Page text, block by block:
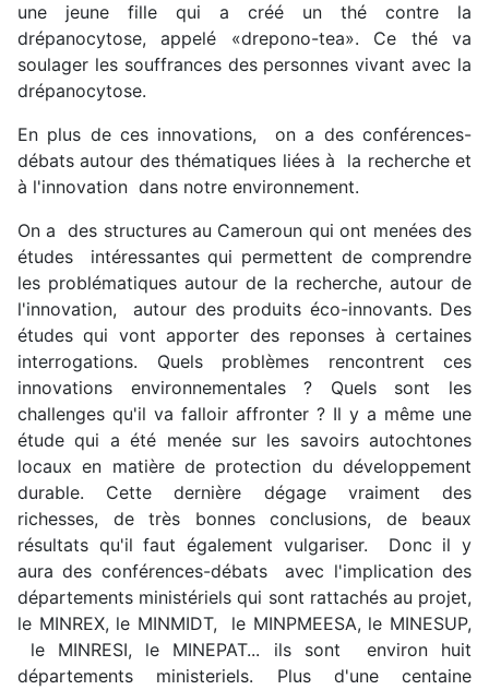
une jeune fille qui a créé un thé contre la
drépanocytose, appelé «drepono-tea». Ce thé va
soulager les souffrances des personnes vivant avec la
drépanocytose.
En plus de ces innovations, on a des conférences-
débats autour des thématiques liées à la recherche et
à l'innovation dans notre environnement.
On a des structures au Cameroun qui ont menées des
études intéressantes qui permettent de comprendre
les problématiques autour de la recherche, autour de
l'innovation, autour des produits éco-innovants. Des
études qui vont apporter des reponses à certaines
interrogations. Quels problèmes rencontrent ces
innovations environnementales ? Quels sont les
challenges qu'il va falloir affronter ? Il y a même une
étude qui a été menée sur les savoirs autochtones
locaux en matière de protection du développement
durable. Cette dernière dégage vraiment des
richesses, de très bonnes conclusions, de beaux
résultats qu'il faut également vulgariser. Donc il y
aura des conférences-débats avec l'implication des
départements ministériels qui sont rattachés au projet,
le MINREX, le MINMIDT, le MINPMEESA, le MINESUP,
le MINRESI, le MINEPAT... ils sont environ huit
départements ministeriels. Plus d'une centaine